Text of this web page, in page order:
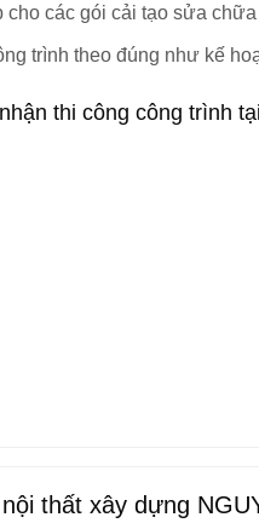
cho các gói cải tạo sửa
trình theo đúng như kế
thi công công trình
thất xây dựng